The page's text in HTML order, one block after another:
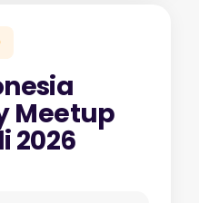
Meetup
2026